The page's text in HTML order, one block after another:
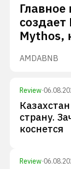
Главное
Mythos,
AMDABNB
Review·
страну.
коснется
Review·